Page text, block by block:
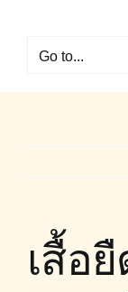
contentGo to...
เสื้อ